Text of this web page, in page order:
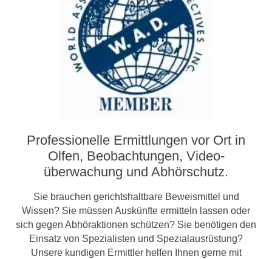
Professionelle Ermittlungen vor Ort in
Olfen, Beobachtungen, Video­­
überwachung und Abhörschutz.
Sie brauchen gerichtshaltbare Beweismittel und
Wissen? Sie müssen Auskünfte ermitteln lassen oder
sich gegen Abhöraktionen schützen? Sie benötigen den
Einsatz von Spezialisten und Spezialausrüstung?
Unsere kundigen Ermittler helfen Ihnen gerne mit